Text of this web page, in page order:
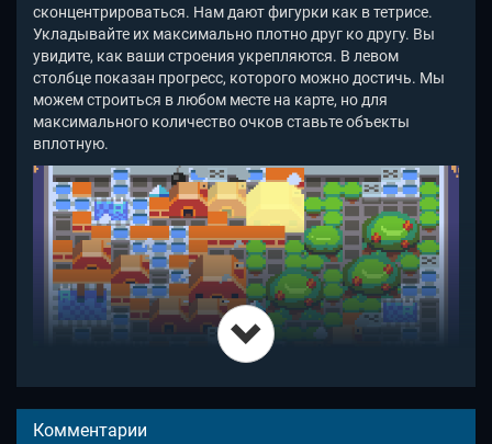
сконцентрироваться. Нам дают фигурки как в тетрисе.
Укладывайте их максимально плотно друг ко другу. Вы
увидите, как ваши строения укрепляются. В левом
столбце показан прогресс, которого можно достичь. Мы
можем строиться в любом месте на карте, но для
максимального количество очков ставьте объекты
вплотную.
Тем не менее, в Triset io побеждает тот, у кого больше
Комментарии